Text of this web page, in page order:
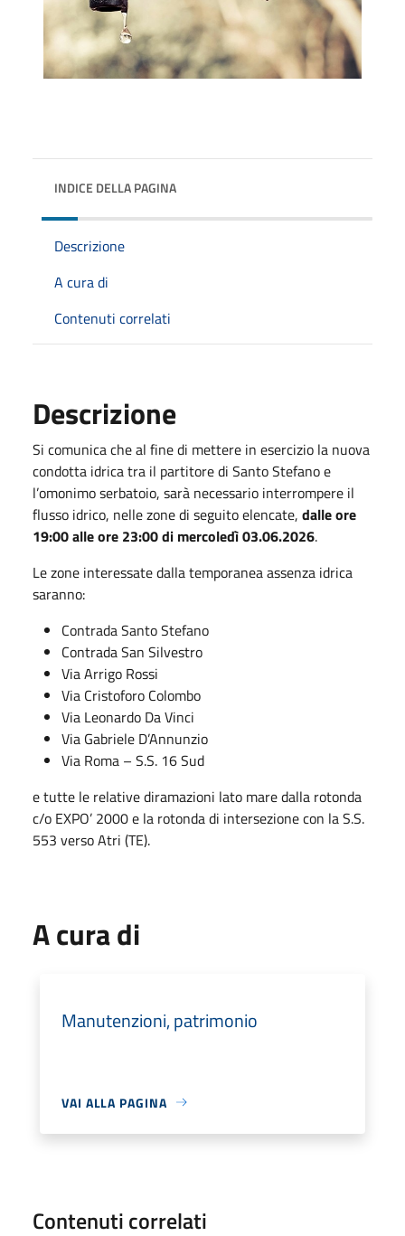
INDICE DELLA PAGINA
Descrizione
A cura di
Contenuti correlati
Descrizione
Si comunica che al fine di mettere in esercizio la nuova
condotta idrica tra il partitore di Santo Stefano e
l’omonimo serbatoio, sarà necessario interrompere il
flusso idrico, nelle zone di seguito elencate, dalle ore
19:00 alle ore 23:00 di mercoledì 03.06.2026.
Le zone interessate dalla temporanea assenza idrica
saranno:
Contrada Santo Stefano
Contrada San Silvestro
Via Arrigo Rossi
Via Cristoforo Colombo
Via Leonardo Da Vinci
Via Gabriele D’Annunzio
Via Roma – S.S. 16 Sud
e tutte le relative diramazioni lato mare dalla rotonda
c/o EXPO’ 2000 e la rotonda di intersezione con la S.S.
553 verso Atri (TE).
A cura di
Manutenzioni, patrimonio
VAI ALLA PAGINA
Contenuti correlati